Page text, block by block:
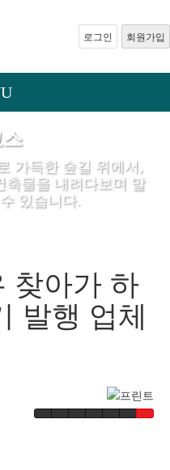
로그인 회원가입
가득한 숲길 위에서,
축물을 내려다보며 말
있습니다.
찾아가 하
발행 업체